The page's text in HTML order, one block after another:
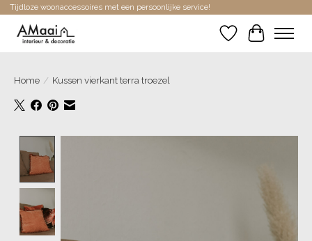
Tijdloze woonaccessoires met een persoonlijke service!
Verlanglijst
Home / Kussen vierkant terra troezel